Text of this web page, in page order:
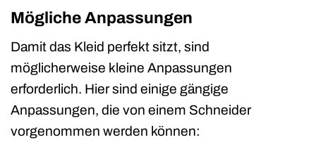
Mögliche Anpassungen
Damit das Kleid perfekt sitzt, sind
möglicherweise kleine Anpassungen
erforderlich. Hier sind einige gängige
Anpassungen, die von einem Schneider
vorgenommen werden können: